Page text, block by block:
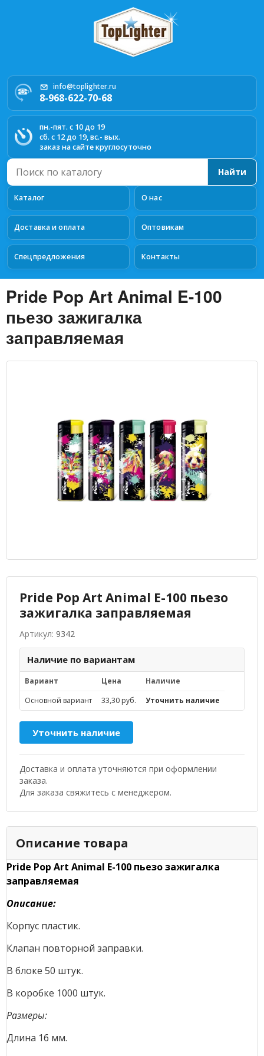
info@toplighter.ru
8-968-622-70-68
пн.-пят. с 10 до 19
сб. с 12 до 19, вс.- вых.
заказ на сайте круглосуточно
Каталог О нас
Доставка и оплата Оптовикам
Спецпредложения Контакты
Поиск
по
каталогу
Найти
Pride Pop Art Animal E-100
пьезо зажигалка
заправляемая
Pride Pop Art Animal E-100 пьезо
зажигалка заправляемая
Артикул: 9342
Наличие по вариантам
Вариант Цена
Наличие
Основной вариант
33,30 руб. Уточнить наличие
Уточнить наличие
Доставка и оплата уточняются при оформлении
заказа.
Для заказа свяжитесь с менеджером.
Описание товара
Pride Pop Art Animal E-100 пьезо зажигалка
заправляемая
Описание:
Корпус пластик.
Клапан повторной заправки.
В блоке 50 штук.
В коробке 1000 штук.
Размеры:
Длина 16 мм.